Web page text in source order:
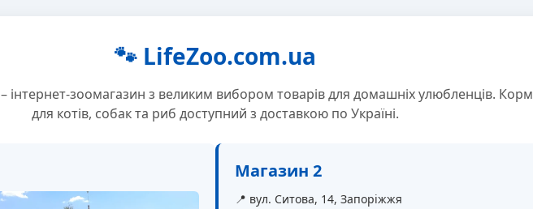
🐾 LifeZoo.com.ua
– інтернет-зоомагазин з великим вибором товарів для домашніх улюбленців. Корм
для котів, собак та риб доступний з доставкою по Україні.
Магазин 2
📍 вул. Ситова, 14, Запоріжжя